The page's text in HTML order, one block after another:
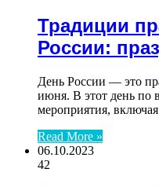
Традиции
России:
День России — это
июня. В этот день по
мероприятия,
Read More »
06.10.2023
42